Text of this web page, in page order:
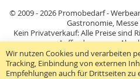
© 2009 - 2026 Promobedarf -
Gastronomie,
Kein Privatverkauf: Alle Preise sind
Aufforderung zur
Sie richten sich nur an gewerblichen
Preisangabenverordnung und
Sticks: Tagespreise ggf.
Wir nutzen Cookies und verarbeiten
Tracking, Einbindung von externen
Empfehlungen auch für Drittseiten zu